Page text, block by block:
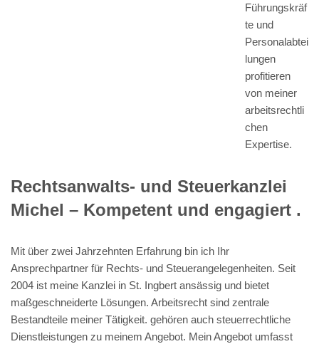
Führungskräf
te und
Personalabtei
lungen
profitieren
von meiner
arbeitsrechtli
chen
Expertise.
Rechtsanwalts- und Steuerkanzlei
Michel – Kompetent und engagiert .
Mit über zwei Jahrzehnten Erfahrung bin ich Ihr
Ansprechpartner für Rechts- und Steuerangelegenheiten. Seit
2004 ist meine Kanzlei in St. Ingbert ansässig und bietet
maßgeschneiderte Lösungen. Arbeitsrecht sind zentrale
Bestandteile meiner Tätigkeit. gehören auch steuerrechtliche
Dienstleistungen zu meinem Angebot. Mein Angebot umfasst